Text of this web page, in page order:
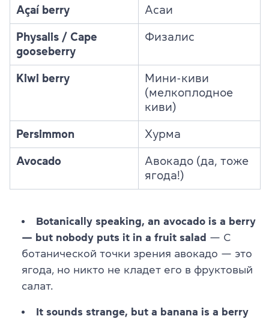
Açaí berry Асаи
Physalis / Cape
gooseberry
Физалис
Kiwi berry
Мини-киви
(мелкоплодное
киви)
Persimmon Хурма
Avocado
Авокадо (да, тоже
ягода!)
Botanically speaking, an avocado is a berry
— but nobody puts it in a fruit salad — С
ботанической точки зрения авокадо — это
ягода, но никто не кладет его в фруктовый
салат.
It sounds strange, but a banana is a berry